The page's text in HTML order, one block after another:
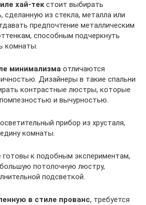
хай-текстоит выбирать
из стекла, металла или
предпочтение металлическим
способным подчеркнуть
комнаты.
минимализма отличаются
Дизайнеры в такие спальни
контрастные люстры, которые
и вычурностью.
прибор из хрусталя,
комнаты.
готовы к подобным экспериментам,
потолочную люстру,
подсветкой.
в стиле прованс, требуется